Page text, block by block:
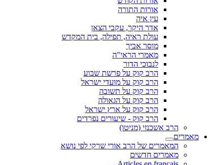
אורות התורה
עין איה
אדר היקר, עקבי הצאן
עולת ראיה, תפילה, בית המקדש
מוסר אביך
מאמרי הראי"ה
לנבוכי הדור
הרב קוק על פרשת שבוע
הרב קוק על מועדי ישראל
הרב קוק על תשובה
הרב קוק על הגאולה
הרב קוק על ארץ ישראל
הרב קוק - שיעורים נפרדים
הרב אשכנזי (מניטו)
מאמרים
המאמרים של הרב אורי שרקי לפי נושא
מאמרים חדשים